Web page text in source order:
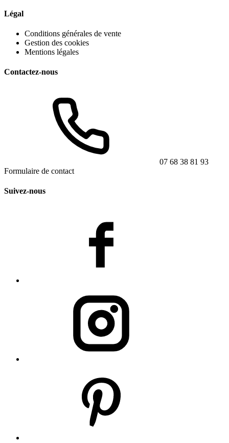
Légal
Conditions générales de vente
Gestion des cookies
Mentions légales
Contactez-nous
07 68 38 81 93
Formulaire de contact
Suivez-nous